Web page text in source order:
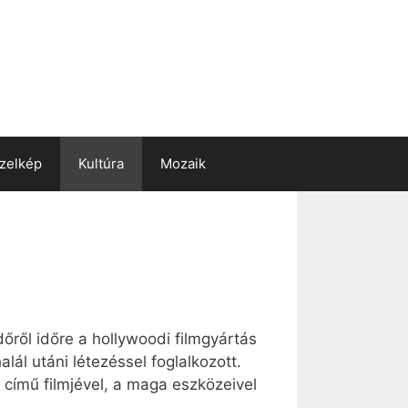
Kultúra Mozaik
időre a hollywoodi filmgyártás
utáni létezéssel foglalkozott.
filmjével, a maga eszközeivel